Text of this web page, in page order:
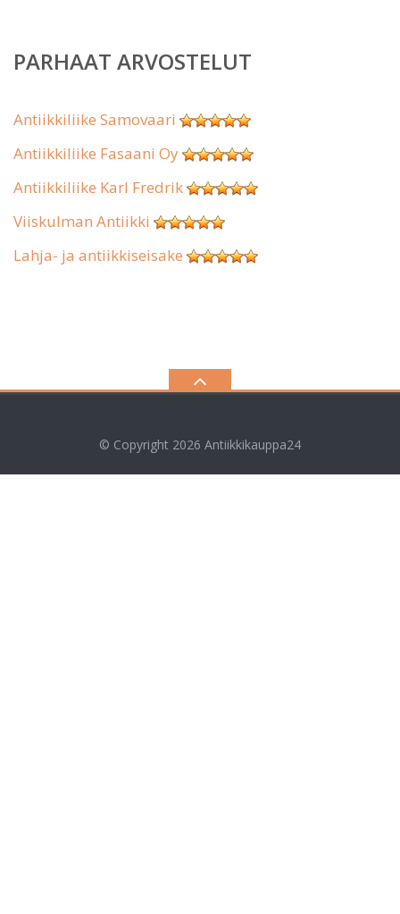
PARHAAT ARVOSTELUT
Antiikkiliike Samovaari
Antiikkiliike Fasaani Oy
Antiikkiliike Karl Fredrik
Viiskulman Antiikki
Lahja- ja antiikkiseisake
© Copyright 2026 Antiikkikauppa24